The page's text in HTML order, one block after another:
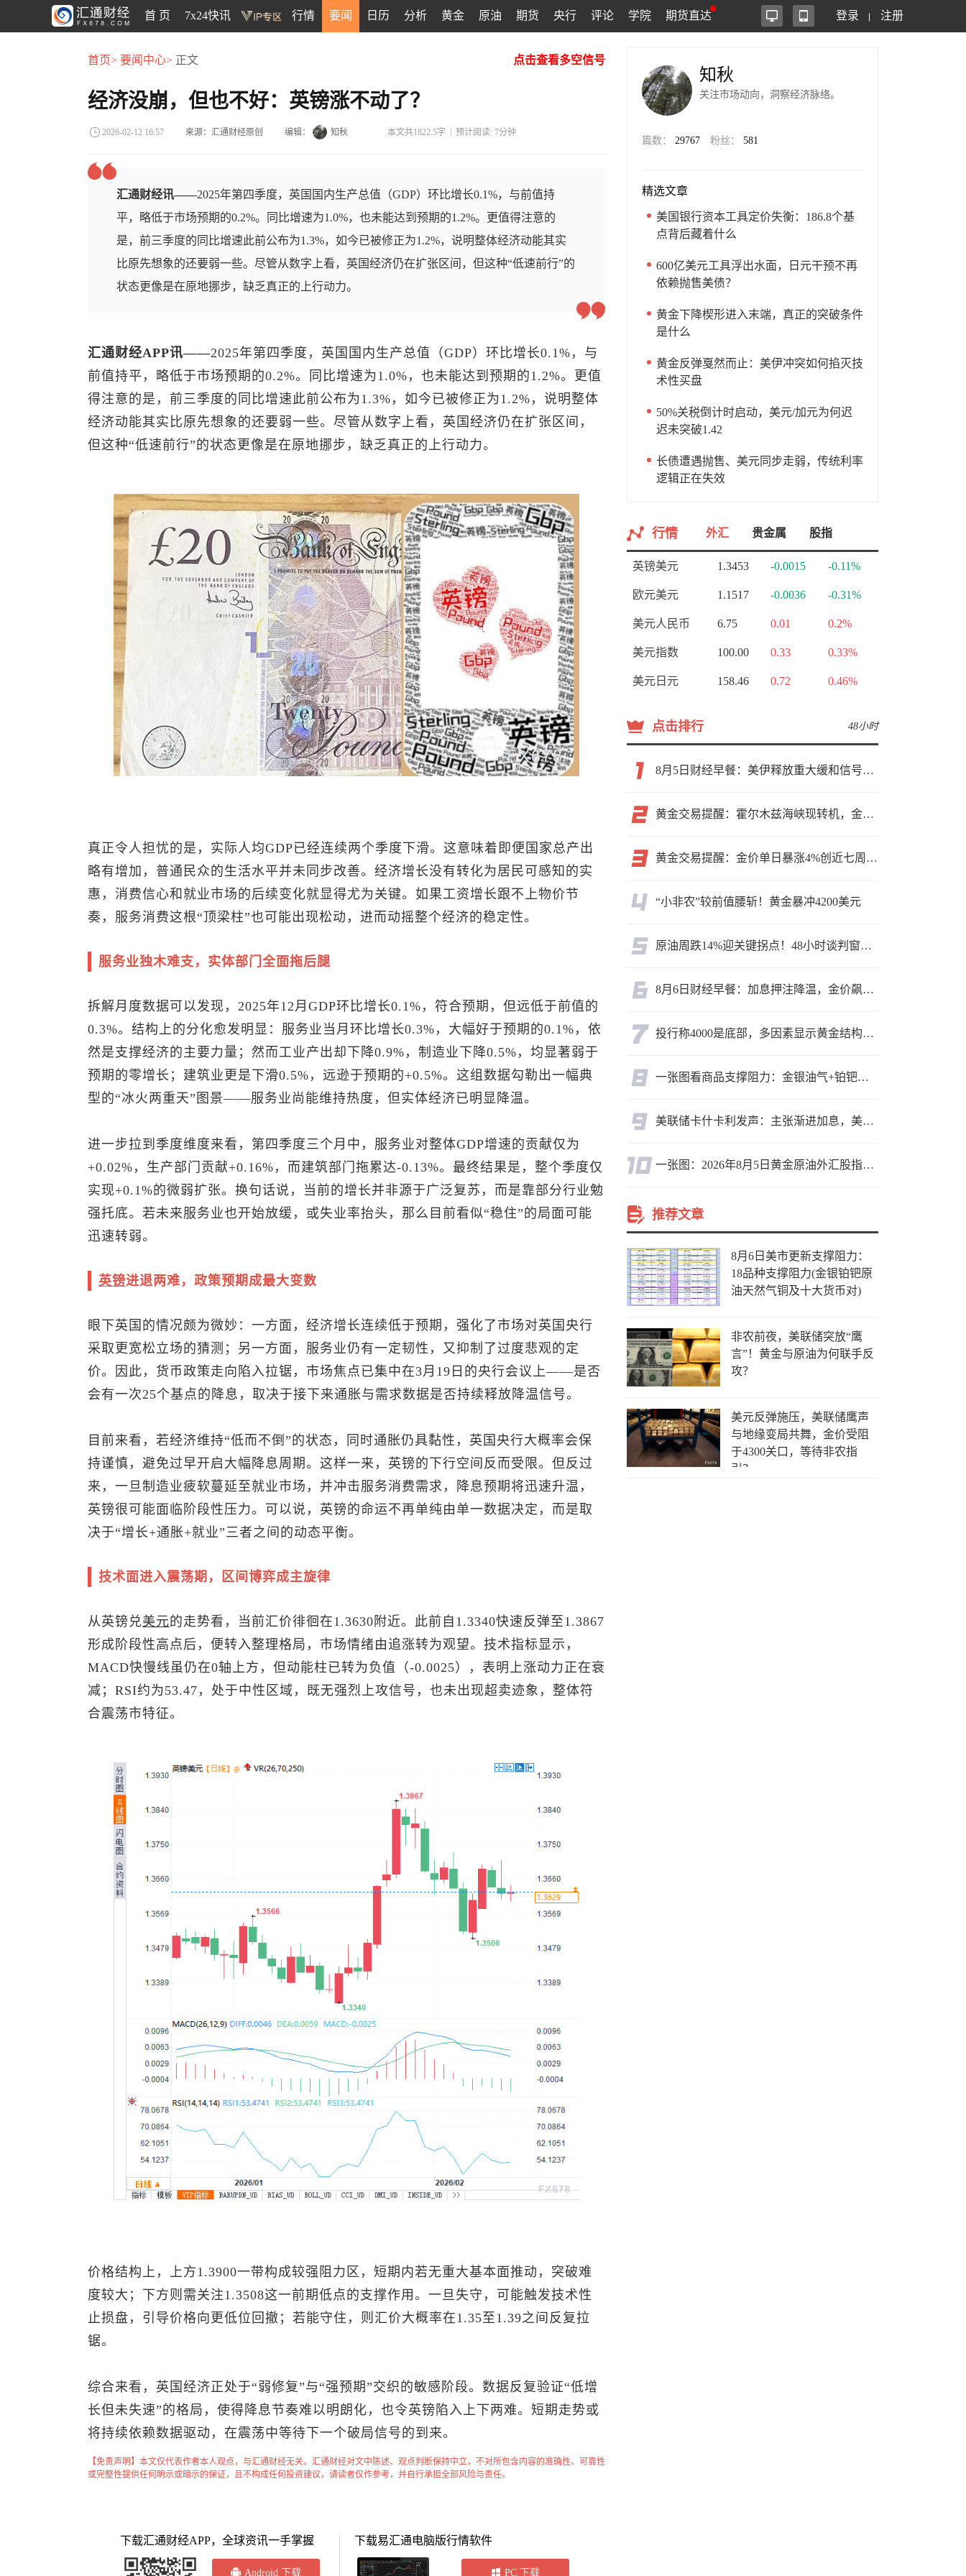
首 页 7x24快讯 行情 要闻 日历 分析 黄金 原油 期货 央行 评论 学院 期货直达 登录 注册
首页> 要闻中心> 正文 点击查看多空信号
经济没崩，但也不好：英镑涨不动了？
2026-02-12 16:57 来源：汇通财经原创 编辑： 知秋 本文共1822.5字 |预计阅读: 7分钟
汇通财经讯——2025年第四季度，英国国内生产总值（GDP）环比增长0.1%，与前值持
平，略低于市场预期的0.2%。同比增速为1.0%，也未能达到预期的1.2%。更值得注意的
是，前三季度的同比增速此前公布为1.3%，如今已被修正为1.2%，说明整体经济动能其实
比原先想象的还要弱一些。尽管从数字上看，英国经济仍在扩张区间，但这种“低速前行”的
状态更像是在原地挪步，缺乏真正的上行动力。
汇通财经APP讯——2025年第四季度，英国国内生产总值（GDP）环比增长0.1%，与
前值持平，略低于市场预期的0.2%。同比增速为1.0%，也未能达到预期的1.2%。更值
得注意的是，前三季度的同比增速此前公布为1.3%，如今已被修正为1.2%，说明整体
经济动能其实比原先想象的还要弱一些。尽管从数字上看，英国经济仍在扩张区间，
但这种“低速前行”的状态更像是在原地挪步，缺乏真正的上行动力。
真正令人担忧的是，实际人均GDP已经连续两个季度下滑。这意味着即便国家总产出
略有增加，普通民众的生活水平并未同步改善。经济增长没有转化为居民可感知的实
惠，消费信心和就业市场的后续变化就显得尤为关键。如果工资增长跟不上物价节
奏，服务消费这根“顶梁柱”也可能出现松动，进而动摇整个经济的稳定性。
服务业独木难支，实体部门全面拖后腿
拆解月度数据可以发现，2025年12月GDP环比增长0.1%，符合预期，但远低于前值的
0.3%。结构上的分化愈发明显：服务业当月环比增长0.3%，大幅好于预期的0.1%，依
然是支撑经济的主要力量；然而工业产出却下降0.9%，制造业下降0.5%，均显著弱于
预期的零增长；建筑业更是下滑0.5%，远逊于预期的+0.5%。这组数据勾勒出一幅典
型的“冰火两重天”图景——服务业尚能维持热度，但实体经济已明显降温。
进一步拉到季度维度来看，第四季度三个月中，服务业对整体GDP增速的贡献仅为
+0.02%，生产部门贡献+0.16%，而建筑部门拖累达-0.13%。最终结果是，整个季度仅
实现+0.1%的微弱扩张。换句话说，当前的增长并非源于广泛复苏，而是靠部分行业勉
强托底。若未来服务业也开始放缓，或失业率抬头，那么目前看似“稳住”的局面可能
迅速转弱。
英镑进退两难，政策预期成最大变数
眼下英国的情况颇为微妙：一方面，经济增长连续低于预期，强化了市场对英国央行
采取更宽松立场的猜测；另一方面，服务业仍有一定韧性，又抑制了过度悲观的定
价。因此，货币政策走向陷入拉锯，市场焦点已集中在3月19日的央行会议上——是否
会有一次25个基点的降息，取决于接下来通胀与需求数据是否持续释放降温信号。
目前来看，若经济维持“低而不倒”的状态，同时通胀仍具黏性，英国央行大概率会保
持谨慎，避免过早开启大幅降息周期。这样一来，英镑的下行空间反而受限。但反过
来，一旦制造业疲软蔓延至就业市场，并冲击服务消费需求，降息预期将迅速升温，
英镑很可能面临阶段性压力。可以说，英镑的命运不再单纯由单一数据决定，而是取
决于“增长+通胀+就业”三者之间的动态平衡。
技术面进入震荡期，区间博弈成主旋律
从 英镑兑美元的走势看，当前汇价徘徊在1.3630附近。此前自1.3340快速反弹至1.3867
形成阶段性高点后，便转入整理格局，市场情绪由追涨转为观望。技术指标显示，
MACD快慢线虽仍在0轴上方，但动能柱已转为负值（-0.0025），表明上涨动力正在衰
减；RSI约为53.47，处于中性区域，既无强烈上攻信号，也未出现超卖迹象，整体符
合震荡市特征。
价格结构上，上方1.3900一带构成较强阻力区，短期内若无重大基本面推动，突破难
度较大；下方则需关注1.3508这一前期低点的支撑作用。一旦失守，可能触发技术性
止损盘，引导价格向更低位回撤；若能守住，则汇价大概率在1.35至1.39之间反复拉
锯。
综合来看，英国经济正处于“弱修复”与“强预期”交织的敏感阶段。数据反复验证“低增
长但未失速”的格局，使得降息节奏难以明朗化，也令英镑陷入上下两难。短期走势或
将持续依赖数据驱动，在震荡中等待下一个破局信号的到来。
【免责声明】本文仅代表作者本人观点，与汇通财经无关。汇通财经对文中陈述、观点判断保持中立，不对所包含内容的准确性、可靠性
或完整性提供任何明示或暗示的保证，且不构成任何投资建议，请读者仅作参考，并自行承担全部风险与责任。
下载汇通财经APP，全球资讯一手掌握
Android 下载
下载易汇通电脑版行情软件
PC 下载
知秋
关注市场动向，洞察经济脉络。
篇数： 29767 粉丝： 581
精选文章
美国银行资本工具定价失衡：186.8个基
点背后藏着什么
600亿美元工具浮出水面，日元干预不再
依赖抛售美债？
黄金下降楔形进入末端，真正的突破条件
是什么
黄金反弹戛然而止：美伊冲突如何掐灭技
术性买盘
50%关税倒计时启动，美元/加元为何迟
迟未突破1.42
长债遭遇抛售、美元同步走弱，传统利率
逻辑正在失效
行情 外汇 贵金属 股指
英镑美元 1.3453 -0.0015 -0.11%
欧元美元 1.1517 -0.0036 -0.31%
美元人民币 6.75 0.01 0.2%
美元指数 100.00 0.33 0.33%
美元日元 158.46 0.72 0.46%
点击排行 48小时
8月5日财经早餐：美伊释放重大缓和信号，现货黄金高位持稳，美油重挫超6%
黄金交易提醒：霍尔木兹海峡现转机，金价小幅反弹，能否借就业数据再上新台阶？
黄金交易提醒：金价单日暴涨4%创近七周新高，加息预期降温叠加霍尔木兹“暂停信号”，牛市重启了？
“小非农”较前值腰斩！黄金暴冲4200美元
原油周跌14%迎关键拐点！48小时谈判窗口，暗藏行情变数
8月6日财经早餐：加息押注降温，金价飙升至近两个月高位，地缘缓和预期，美油75关口拉锯
投行称4000是底部，多因素显示黄金结构性机会显现
一张图看商品支撑阻力：金银油气+铂钯铜农产品期货(2026年8月5日)
美联储卡什卡利发声：主张渐进加息，美联储内部政策分歧
一张图：2026年8月5日黄金原油外汇股指“枢纽点+多空持仓信号”一览
推荐文章
8月6日美市更新支撑阻力：
18品种支撑阻力(金银铂钯原
油天然气铜及十大货币对)
非农前夜，美联储突放“鹰
言”！黄金与原油为何联手反
攻？
美元反弹施压，美联储鹰声
与地缘变局共舞，金价受阻
于4300关口，等待非农指
引？